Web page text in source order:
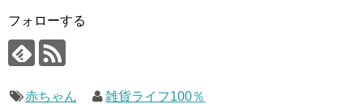
フォローする
赤ちゃん 雑貨ライフ100％